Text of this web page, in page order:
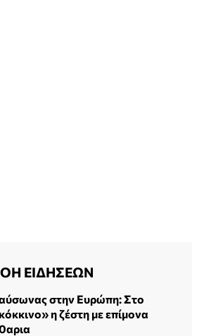
ΕΙΔΗΣΕΩΝ
στην Ευρώπη: Στο
η ζέστη με επίμονα